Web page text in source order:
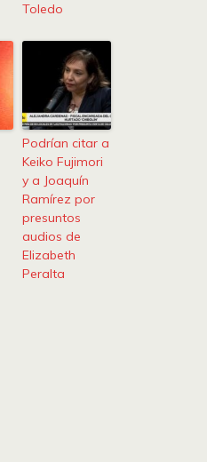
Toledo
Podrían citar a
Keiko Fujimori
y a Joaquín
Ramírez por
presuntos
audios de
Elizabeth
Peralta